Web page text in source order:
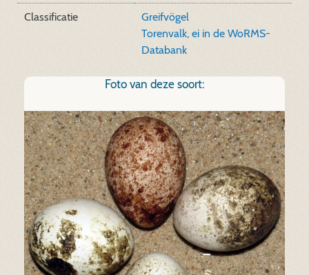
Classificatie
Greifvögel
Torenvalk, ei in de WoRMS-
Databank
Foto van deze soort: